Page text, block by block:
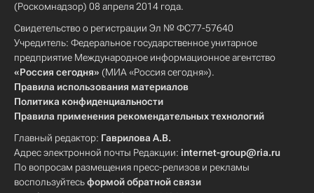
(Роскомнадзор) 08 апреля 2014 года.
Свидетельство о регистрации Эл № ФС77-57640
Учредитель: Федеральное государственное унитарное
предприятие Международное информационное агентство
«Россия сегодня» (МИА «Россия сегодня»).
Правила использования материалов
Политика конфиденциальности
Правила применения рекомендательных технологий
Главный редактор: Гаврилова А.В.
Адрес электронной почты Редакции: internet-group@ria.ru
По вопросам размещения пресс-релизов и рекламы
воспользуйтесьформой обратной связи